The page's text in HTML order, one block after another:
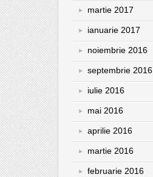
martie 2017
ianuarie 2017
noiembrie 2016
septembrie 2016
iulie 2016
mai 2016
aprilie 2016
martie 2016
februarie 2016